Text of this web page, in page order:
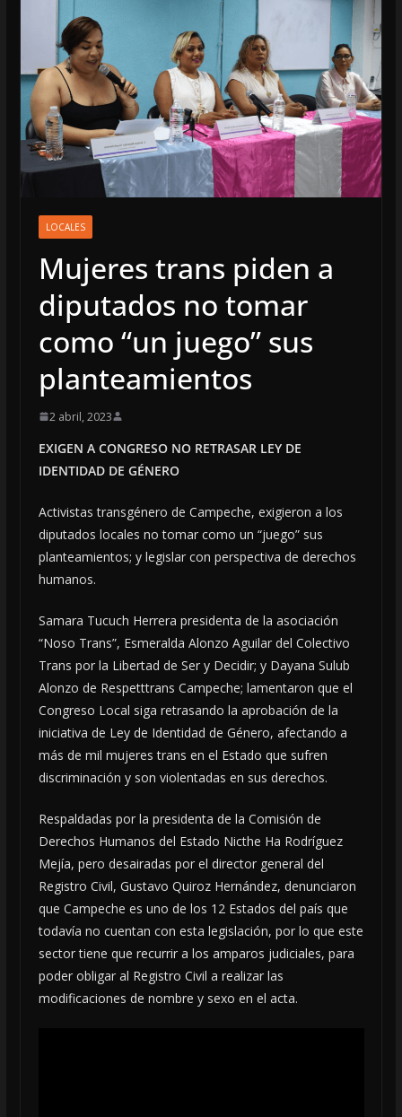
LOCALES
Mujeres trans piden a
diputados no tomar
como “un juego” sus
planteamientos
2 abril, 2023
EXIGEN A CONGRESO NO RETRASAR LEY DE
IDENTIDAD DE GÉNERO
Activistas transgénero de Campeche, exigieron a los
diputados locales no tomar como un “juego” sus
planteamientos; y legislar con perspectiva de derechos
humanos.
Samara Tucuch Herrera presidenta de la asociación
“Noso Trans”, Esmeralda Alonzo Aguilar del Colectivo
Trans por la Libertad de Ser y Decidir; y Dayana Sulub
Alonzo de Respetttrans Campeche; lamentaron que el
Congreso Local siga retrasando la aprobación de la
iniciativa de Ley de Identidad de Género, afectando a
más de mil mujeres trans en el Estado que sufren
discriminación y son violentadas en sus derechos.
Respaldadas por la presidenta de la Comisión de
Derechos Humanos del Estado Nicthe Ha Rodríguez
Mejía, pero desairadas por el director general del
Registro Civil, Gustavo Quiroz Hernández, denunciaron
que Campeche es uno de los 12 Estados del país que
todavía no cuentan con esta legislación, por lo que este
sector tiene que recurrir a los amparos judiciales, para
poder obligar al Registro Civil a realizar las
modificaciones de nombre y sexo en el acta.